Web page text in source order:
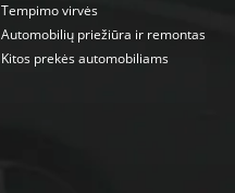
Tempimo virvės
Automobilių priežiūra ir remontas
Kitos prekės automobiliams